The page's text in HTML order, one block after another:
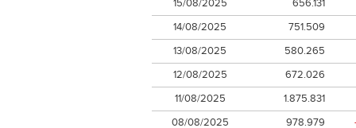
15/08/2025
656.131
14/08/2025
751.509
13/08/2025
580.265
12/08/2025
672.026
11/08/2025
1.875.831
08/08/2025
978.979